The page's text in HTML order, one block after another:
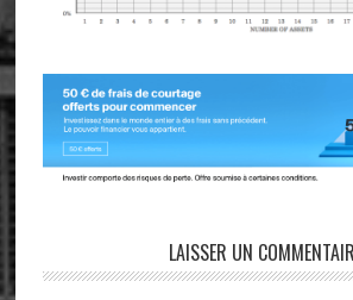
LAISSER UN